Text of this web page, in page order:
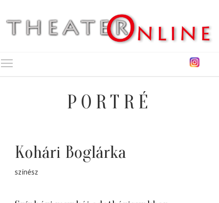
PORTRÉ
Kohári Boglárka
színész